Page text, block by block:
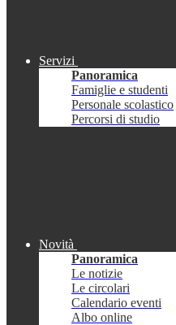
Servizi
Panoramica
Famiglie e studenti
Personale scolastico
Percorsi di studio
Novità
Panoramica
Le notizie
Le circolari
Calendario eventi
Albo online